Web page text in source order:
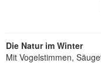
Die Natur im Winter
Mit Vogelstimmen,